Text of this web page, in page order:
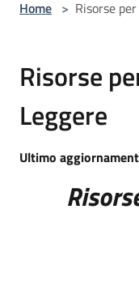
Home > Risorse
Risorse
Leggere
Ultimo